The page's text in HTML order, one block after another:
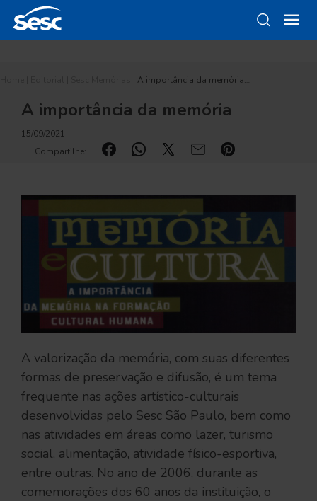
A importância da memória…
A importância da memória
15/09/2021
Compartilhe:
A valorização da memória, com suas diferentes
formas de preservação e difusão, é um tema
frequente nas ações artístico-culturais
desenvolvidas pelo Sesc São Paulo, bem como
nas atividades em áreas como lazer, turismo
social, alimentação, atividade físico-esportiva,
entre outras. No ano de 2006, durante as
comemorações dos 60 anos da instituição, o